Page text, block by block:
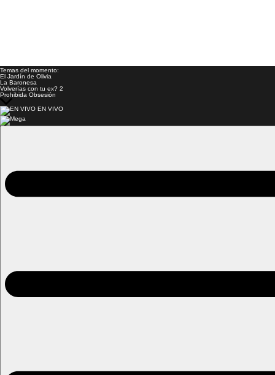
Temas del momento:
El Jardín de Olivia
La Baronesa
Volverías con tu ex? 2
Prohibida Obsesión
EN VIVO